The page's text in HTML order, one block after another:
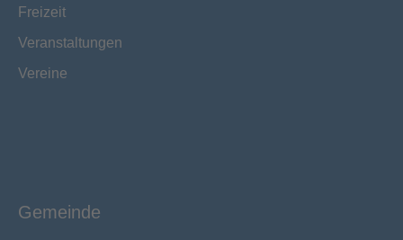
Freizeit
Veranstaltungen
Vereine
Gemeinde